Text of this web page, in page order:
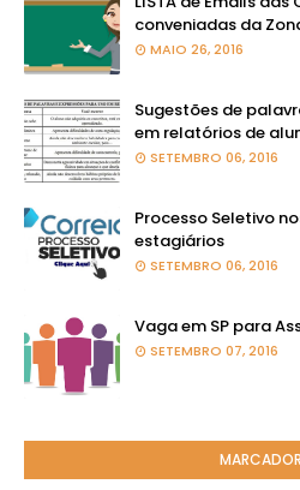
conveniadas da
MAIO 26, 2016
Sugestões de
em relatórios de
SETEMBRO 06, 2016
Processo Seletivo
estagiários
SETEMBRO 06, 2016
Vaga em SP para
SETEMBRO 07, 2016